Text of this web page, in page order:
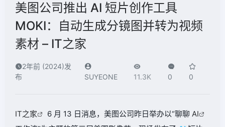
美图公司推出 AI 短片创作工具
MOKI：自动生成分镜图并转为视频
素材 – IT之家
2年前 (2024)发
布
SUYEONE 11.3K 0 0
IT之家 6 月 13 日消息，美图公司昨日举办以“聊聊 AI